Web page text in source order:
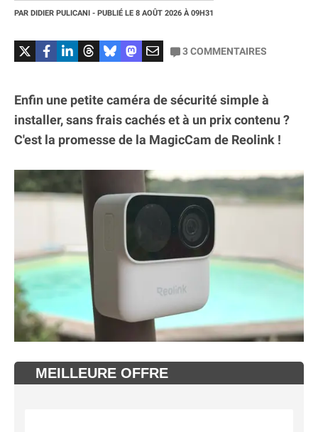
PAR DIDIER PULICANI - PUBLIÉ LE 8 AOÛT 2026 À 09H31
3COMMENTAIRES
Enfin une petite caméra de sécurité simple à
installer, sans frais cachés et à un prix contenu ?
C'est la promesse de la MagicCam de Reolink !
MEILLEURE OFFRE